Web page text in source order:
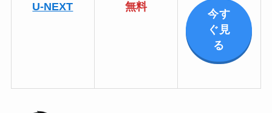
U-NEXT
無料
今す
ぐ見
る